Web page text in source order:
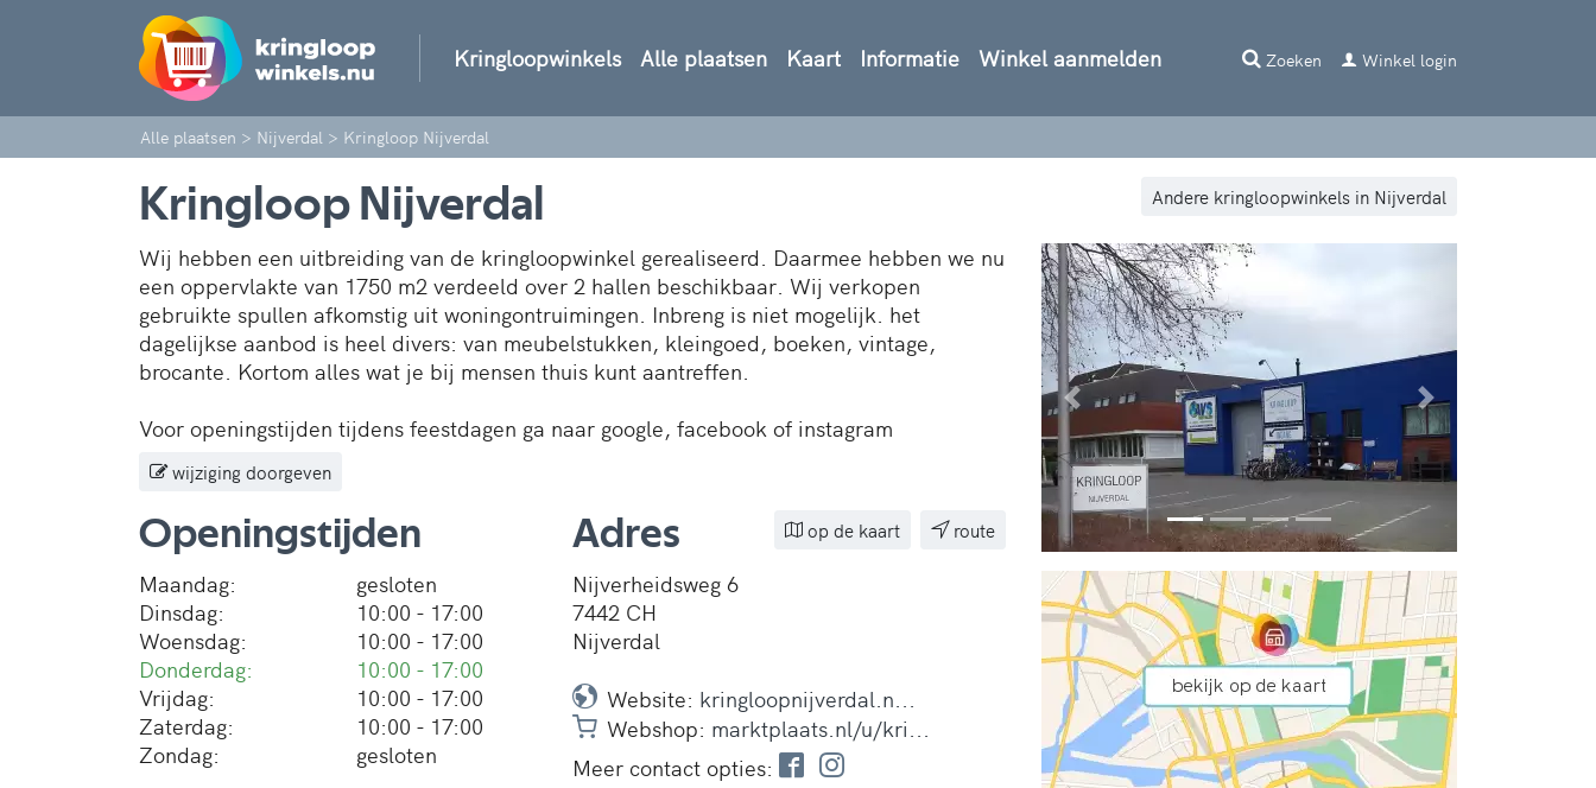
Kringloopwinkels Alle plaatsen Kaart Informatie Winkel aanmelden Zoeken Winkel login
Alle plaatsen > Nijverdal > Kringloop Nijverdal
Andere kringloopwinkels in Nijverdal
Kringloop Nijverdal
Wij hebben een uitbreiding van de kringloopwinkel gerealiseerd. Daarmee hebben we nu
een oppervlakte van 1750 m2 verdeeld over 2 hallen beschikbaar. Wij verkopen
gebruikte spullen afkomstig uit woningontruimingen. Inbreng is niet mogelijk. het
dagelijkse aanbod is heel divers: van meubelstukken, kleingoed, boeken, vintage,
brocante. Kortom alles wat je bij mensen thuis kunt aantreffen.
Voor openingstijden tijdens feestdagen ga naar google, facebook of instagram
wijziging doorgeven
Openingstijden
Maandag:
gesloten
Dinsdag:
10:00 - 17:00
Woensdag:
10:00 - 17:00
Donderdag:
10:00 - 17:00
Vrijdag:
10:00 - 17:00
Zaterdag:
10:00 - 17:00
Zondag:
gesloten
route
op de kaart
Adres
Nijverheidsweg 6
7442 CH
Nijverdal
Website: kringloopnijverdal.n...
Webshop: marktplaats.nl/u/kri...
Meer contact opties:
Vorige Volgende